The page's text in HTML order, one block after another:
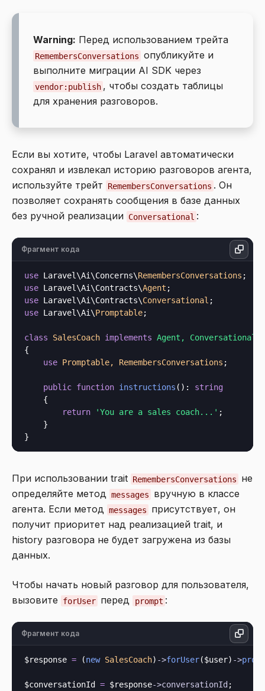
Warning: Перед использованием трейта
RemembersConversations опубликуйте и
выполните миграции AI SDK через
vendor:publish , чтобы создать таблицы
для хранения разговоров.
Если вы хотите, чтобы Laravel автоматически
сохранял и извлекал историю разговоров агента,
используйте трейт
RemembersConversations . Он
позволяет сохранять сообщения в базе данных
без ручной реализации Conversational :
Фрагмент кода
use Laravel\Ai\Concerns\RemembersConversations
use Laravel\Ai\Contracts\Agent
use Laravel\Ai\Contracts\Conversational
use Laravel\Ai\Promptable;
class SalesCoach implements
{
use Promptable, RemembersConversations ;
public function instructions (): string
    {
return
'You are a sales coach...' ;
    }
При использовании trait RemembersConversations
не
определяйте метод messages
вручную в классе
агента. Если метод messages
присутствует, он
получит приоритет над реализацией trait, и
history разговора не будет загружена из базы
данных.
Чтобы начать новый разговор для пользователя,
вызовите
forUser перед prompt :
Фрагмент кода
$response = (new SalesCoach) ->forUser($user) ->
$conversationId = $response->conversationId